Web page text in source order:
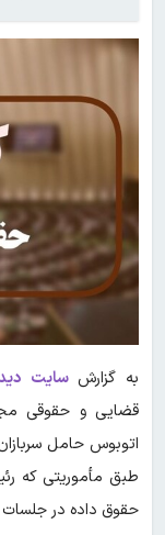
به گزارشسایت
قضایی و حقوقی
اتوبوس حامل
طبق مأموریتی که
حقوق داده در